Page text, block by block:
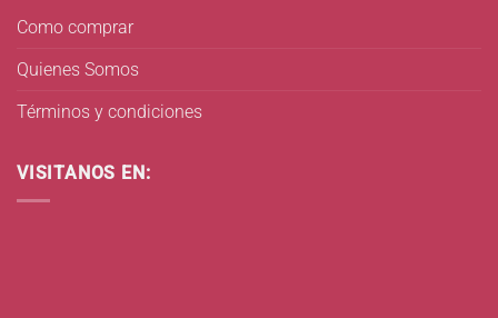
Como comprar
Quienes Somos
Términos y condiciones
VISITANOS EN: